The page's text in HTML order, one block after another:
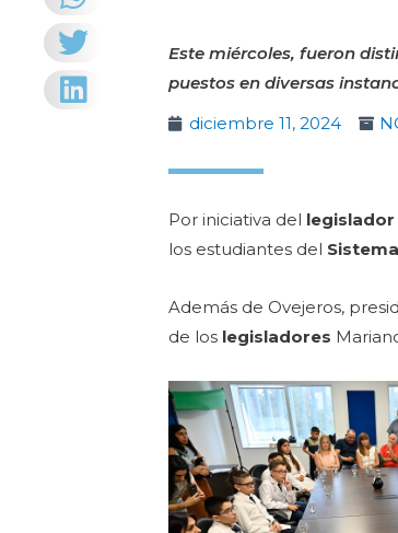
Este miércoles, fueron
puestos en diversas
diciembre 11, 2024
Por iniciativa del legislador
los estudiantes del
Además de Ovejeros,
de los legisladores